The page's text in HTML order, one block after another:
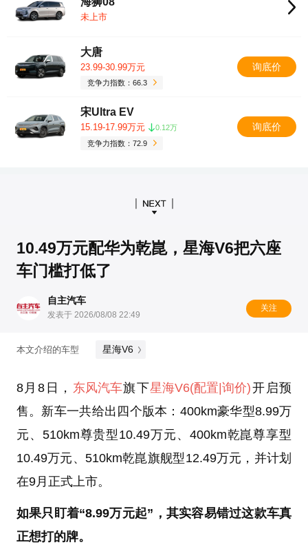
未上市
大唐
23.99-30.99万元
竞争力指数：66.3
询底价
宋Ultra EV
15.19-17.99万元
0.12万
竞争力指数：72.9
询底价
10.49万元配华为乾崑，星海V6把六座
车门槛打低了
自主汽车
发表于 2026/08/08 22:49
关注
本文介绍的车型 星海V6
8月8日， 东风汽车旗下星海V6(配置 |询价)开启预
售。新车一共给出四个版本：400km豪华型8.99万
元、510km尊贵型10.49万元、400km乾崑尊享型
10.49万元、510km乾崑旗舰型12.49万元，并计划
在9月正式上市。
如果只盯着“8.99万元起”，其实容易错过这款车真
正想打的牌。